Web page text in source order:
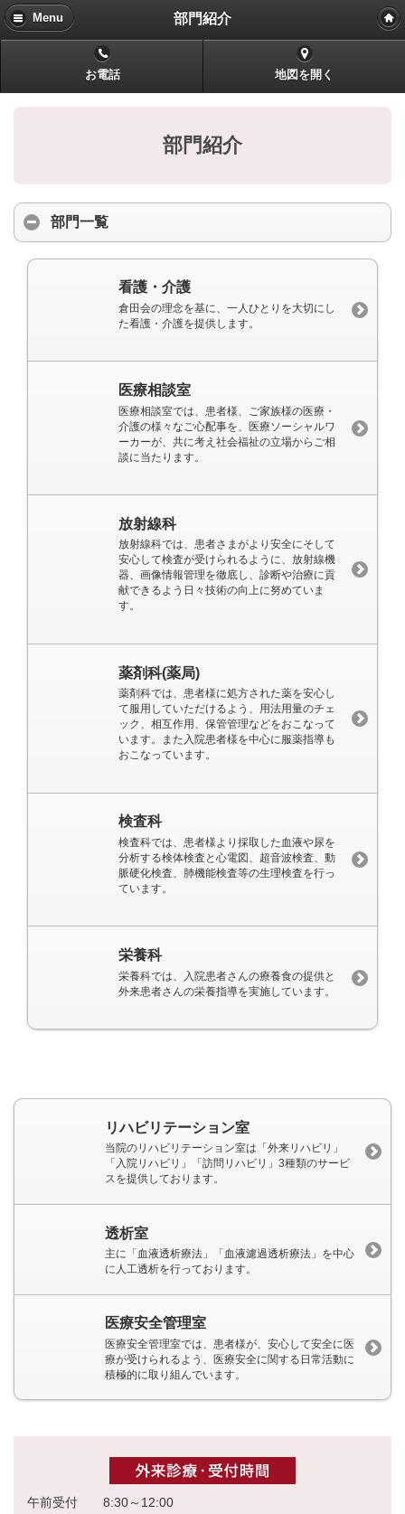
Menu 部門紹介
お電話 地図を開く
部門紹介
部門一覧
看護・介護
倉田会の理念を基に、一人ひとりを大切にし
た看護・介護を提供します。
医療相談室
医療相談室では、患者様、ご家族様の医療・
介護の様々なご心配事を、医療ソーシャルワ
ーカーが、共に考え社会福祉の立場からご相
談に当たります。
放射線科
放射線科では、患者さまがより安全にそして
安心して検査が受けられるように、放射線機
器、画像情報管理を徹底し、診断や治療に貢
献できるよう日々技術の向上に努めていま
す。
薬剤科(薬局)
薬剤科では、患者様に処方された薬を安心し
て服用していただけるよう、用法用量のチェ
ック、相互作用、保管管理などをおこなって
います。また入院患者様を中心に服薬指導も
おこなっています。
検査科
検査科では、患者様より採取した血液や尿を
分析する検体検査と心電図、超音波検査、動
脈硬化検査、肺機能検査等の生理検査を行っ
ています。
栄養科
栄養科では、入院患者さんの療養食の提供と
外来患者さんの栄養指導を実施しています。
リハビリテーション室
当院のリハビリテーション室は「外来リハビリ」
「入院リハビリ」「訪問リハビリ」3種類のサービ
スを提供しております。
透析室
主に「血液透析療法」「血液濾過透析療法」を中心
に人工透析を行っております。
医療安全管理室
医療安全管理室では、患者様が、安心して安全に医
療が受けられるよう、医療安全に関する日常活動に
積極的に取り組んでいます。
午前受付 8:30～12:00